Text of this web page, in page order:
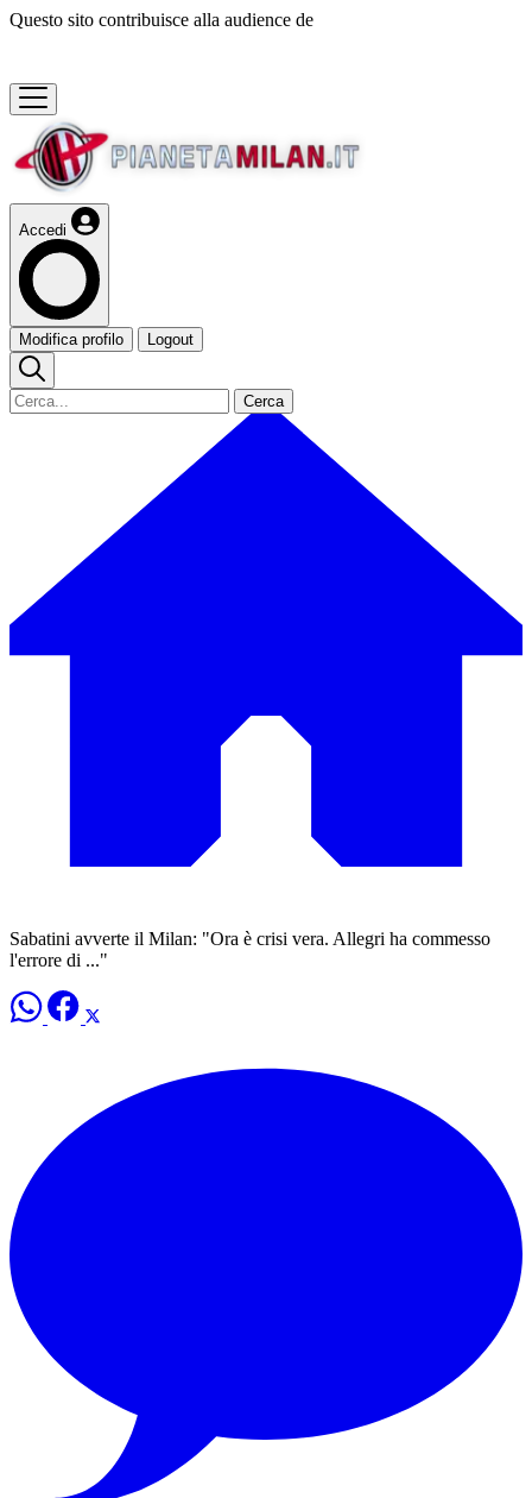
Questo sito contribuisce alla audience de
Accedi
Modifica profilo Logout
Cerca
Sabatini avverte il Milan: "Ora è crisi vera. Allegri ha commesso
l'errore di ..."